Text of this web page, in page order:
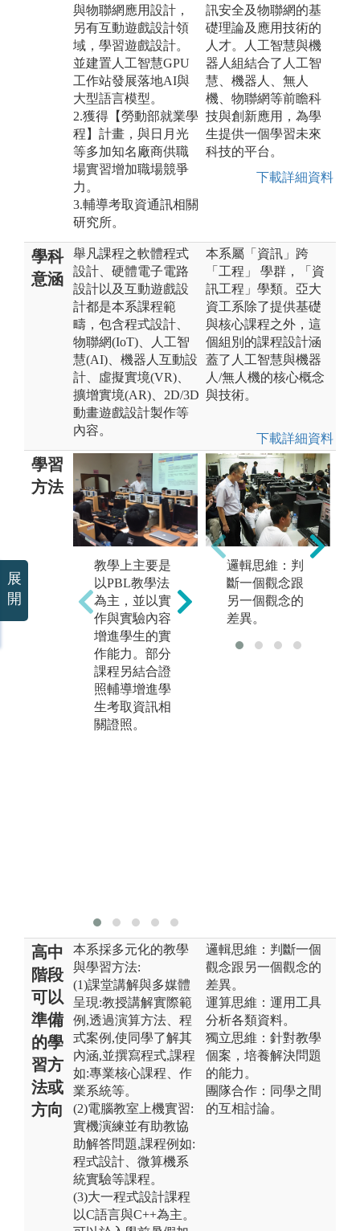
與物聯網應用設計，
另有互動遊戲設計領
域，學習遊戲設計。
並建置人工智慧GPU
工作站發展落地AI與
大型語言模型。
2.獲得【勞動部就業學
程】計畫，與日月光
等多加知名廠商供職
場實習增加職場競爭
力。
3.輔導考取資通訊相關
研究所。
訊安全及物聯網的基
礎理論及應用技術的
人才。人工智慧與機
器人組結合了人工智
慧、機器人、無人
機、物聯網等前瞻科
技與創新應用，為學
生提供一個學習未來
科技的平台。
下載詳細資料
學科
意涵
舉凡課程之軟體程式
設計、硬體電子電路
設計以及互動遊戲設
計都是本系課程範
疇，包含程式設計、
物聯網(IoT)、人工智
慧(AI)、機器人互動設
計、虛擬實境(VR)、
擴增實境(AR)、2D/3D
動畫遊戲設計製作等
內容。
本系屬「資訊」跨
「工程」 學群，「資
訊工程」學類。亞大
資工系除了提供基礎
與核心課程之外，這
個組別的課程設計涵
蓋了人工智慧與機器
人/無人機的核心概念
與技術。
下載詳細資料
學習
方法
教學上主要是
以PBL教學法
為主，並以實
作與實驗內容
增進學生的實
作能力。部分
課程另結合證
照輔導增進學
生考取資訊相
關證照。
本系在技術培
養上的學習包
括軟體、硬體
以及韌體。大
一以學習C語
學習物件導向
邏輯思維：判
斷一個觀念跟
另一個觀念的
差異。
高中
階段
可以
準備
的學
習方
法或
方向
本系採多元化的教學
與學習方法:
(1)課堂講解與多媒體
呈現:教授講解實際範
例,透過演算方法、程
式案例,使同學了解其
內涵,並撰寫程式,課程
如:專業核心課程、作
業系統等。
(2)電腦教室上機實習:
實機演練並有助教協
助解答問題,課程例如:
程式設計、微算機系
統實驗等課程。
(3)大一程式設計課程
以C語言與C++為主。
邏輯思維：判斷一個
觀念跟另一個觀念的
差異。
運算思維：運用工具
分析各類資料。
獨立思維：針對教學
個案，培養解決問題
的能力。
團隊合作：同學之間
的互相討論。
展
開